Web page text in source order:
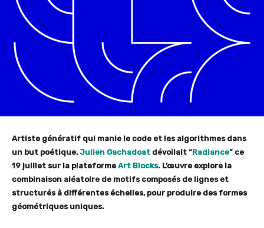
Artiste génératif qui manie le code et les algorithmes dans
un but poétique,Julien Gachadoat dévoilait “Radiance” ce
19 juillet sur la plateforme Art Blocks. L’œuvre explore la
combinaison aléatoire de motifs composés de lignes et
structurés à différentes échelles, pour produire des formes
géométriques uniques.